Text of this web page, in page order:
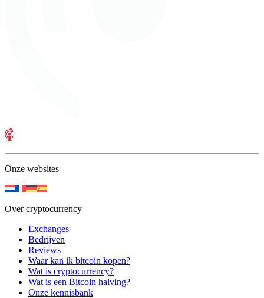
Onze websites
Over cryptocurrency
Exchanges
Bedrijven
Reviews
Waar kan ik bitcoin kopen?
Wat is cryptocurrency?
Wat is een Bitcoin halving?
Onze kennisbank